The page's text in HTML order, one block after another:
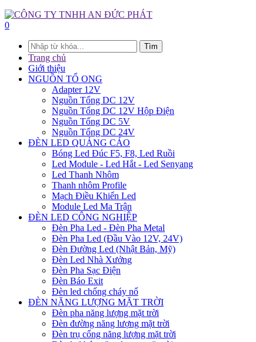
0
Tìm
Trang chủ
Giới thiệu
NGUỒN TỔ ONG
Adapter 12V
Nguồn Tổng DC 12V
Nguồn Tổng DC 12V Hộp Điện
Nguồn Tổng DC 5V
Nguồn Tổng DC 24V
ĐÈN LED QUẢNG CÁO
Bóng Led Đúc F5, F8, Led Ruồi
Led Module - Led Hắt - Led Senyang
Led Thanh Nhôm
Thanh nhôm Profile
Mạch Điều Khiển Led
Module Led Ma Trận
ĐÈN LED CÔNG NGHIỆP
Đèn Pha Led - Đèn Pha Metal
Đèn Pha Led (Đầu Vào 12V, 24V)
Đèn Đường Led (Nhật Bản, Mỹ)
Đèn Led Nhà Xưởng
Đèn Pha Sạc Điện
Đèn Báo Exit
Đèn led chống cháy nổ
ĐÈN NĂNG LƯỢNG MẶT TRỜI
Đèn pha năng lượng mặt trời
Đèn đường năng lượng mặt trời
Đèn trụ cổng năng lượng mặt trời